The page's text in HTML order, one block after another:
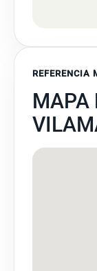
REFERENCIA
MAPA